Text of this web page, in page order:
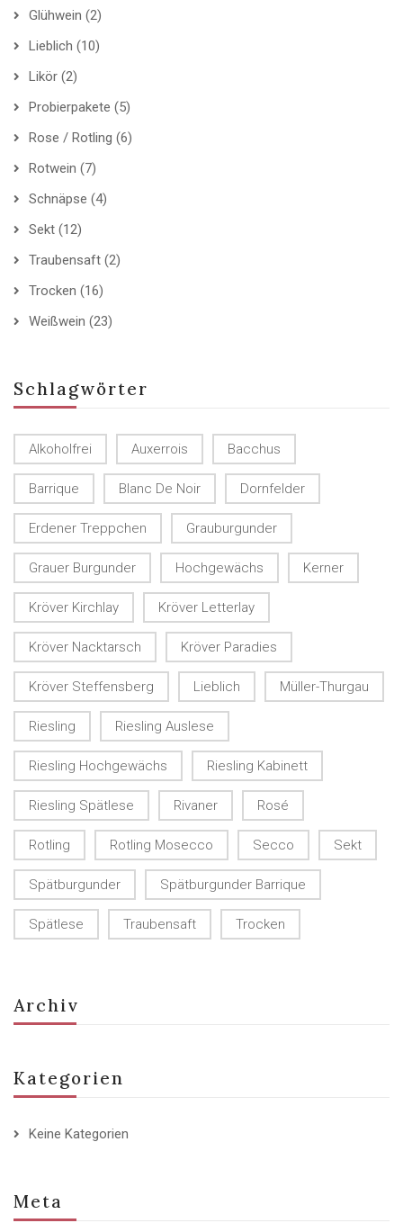
Glühwein (2)
Lieblich (10)
Likör (2)
Probierpakete (5)
Rose / Rotling (6)
Rotwein (7)
Schnäpse (4)
Sekt (12)
Traubensaft (2)
Trocken (16)
Weißwein (23)
Schlagwörter
Alkoholfrei Auxerrois Bacchus
Barrique Blanc De Noir Dornfelder
Erdener Treppchen Grauburgunder
Grauer Burgunder Hochgewächs Kerner
Kröver Kirchlay Kröver Letterlay
Kröver Nacktarsch Kröver Paradies
Kröver Steffensberg Lieblich Müller-Thurgau
Riesling Riesling Auslese
Riesling Hochgewächs Riesling Kabinett
Riesling Spätlese Rivaner Rosé
Rotling Rotling Mosecco Secco Sekt
Spätburgunder Spätburgunder Barrique
Spätlese Traubensaft Trocken
Archiv
Kategorien
Keine Kategorien
Meta